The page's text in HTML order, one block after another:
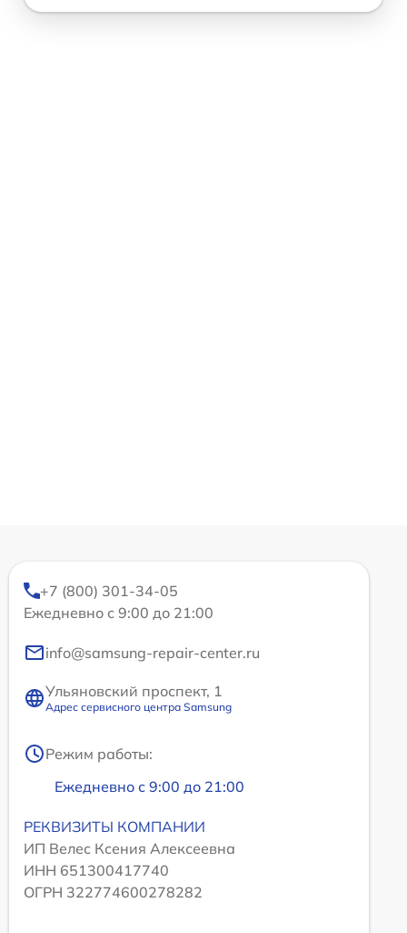
+7 (800) 301-34-05
Ежедневно с 9:00 до 21:00
info@samsung-repair-center.ru
Ульяновский проспект, 1
Адрес сервисного центра Samsung
Режим работы:
Ежедневно с 9:00 до 21:00
РЕКВИЗИТЫ КОМПАНИИ
ИП Велес Ксения Алексеевна
ИНН 651300417740
ОГРН 322774600278282